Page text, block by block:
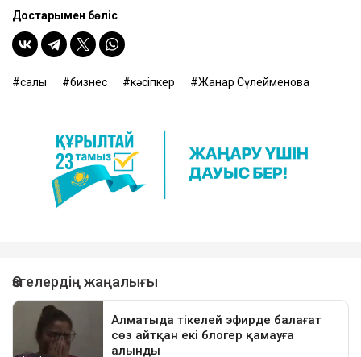
Достарыңмен бөліс
салық бизнес кәсіпкер Жанар Сүлейменова